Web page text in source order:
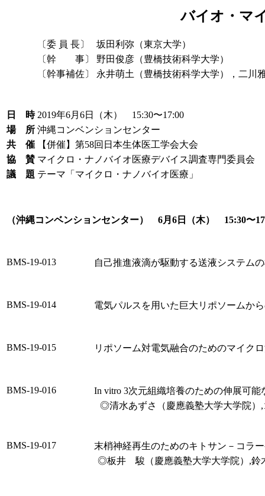
バイオ・マ
〔委 員 長〕
坂田利弥（東京大学）
〔幹 事〕
野田俊彦（豊橋技術科学大学）
〔幹事補佐〕
永井萌土（豊橋技術科学大学），二川
日 時 2019年6月6日（木） 15:30〜17:00
場 所 沖縄コンベンションセンター
共 催
【併催】第58回日本生体医工学会大会
協 賛 マイクロ・ナノバイオ医療デバイス調査専門委員会
議 題 テーマ「マイクロ・ナノバイオ医療」
（沖縄コンベンションセンター） 6月6日（木） 15:30〜
BMS-19-013 自己推進液滴が駆動する送液システム
BMS-19-014 電気パルスを用いた巨大リポソームか
BMS-19-015 リポソーム対電気融合のためのマイク
BMS-19-016
In vitro 3次元組織培養のための伸展可
◎清水あずさ（慶應義塾大学大学院）
BMS-19-017
末梢神経再生のためのキトサン－コラ
◎板井 駿（慶應義塾大学大学院）,鈴